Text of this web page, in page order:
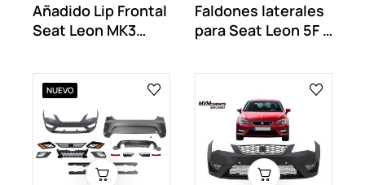
Añadido Lip Frontal
Seat Leon MK3
Faldones laterales
para Seat Leon 5F 5
NUEVO